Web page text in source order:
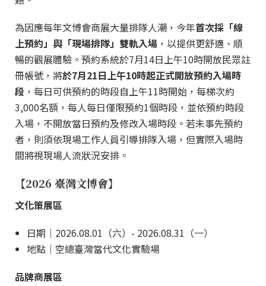
為因應每年文博會商展大量排隊人潮，今年首次採「線
上預約」與「現場排隊」雙軌入場 ，以提供更舒適、順
暢的觀展體驗。預約系統於7月14日上午10時開放民眾註
冊帳號，將於7月21日上午10時起正式開放預約入場時
段 ，每日可供預約的時段自上午11時開始，每梯次約
3,000名額，每人每日僅限預約1個時段，並依預約時段
入場，不開放當日預約及修改入場時段。若未事先預約
者，則須依現場工作人員引導排隊入場，但實際入場時
間將視現場人流狀況安排。
【2026 臺灣文博會】
文化策展區
日期｜2026.08.01（六）- 2026.08.31（一）
地點｜空總臺灣當代文化實驗場
品牌商展區